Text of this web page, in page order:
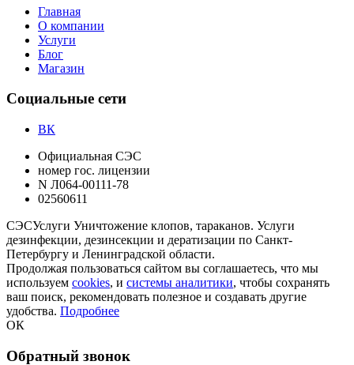
Главная
О компании
Услуги
Блог
Магазин
Социальные сети
ВК
Официальная СЭС
номер гос. лицензии
N Л064-00111-78
02560611
СЭСУслуги Уничтожение клопов, тараканов. Услуги
дезинфекции, дезинсекции и дератизации по Санкт-
Петербургу и Ленинградской области.
Продолжая пользоваться сайтом вы соглашаетесь, что мы
используем cookies, и системы аналитики, чтобы сохранять
ваш поиск, рекомендовать полезное и создавать другие
удобства. Подробнее
ОК
Обратный звонок